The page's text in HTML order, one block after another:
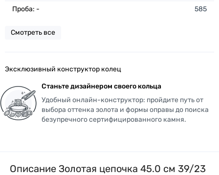
Проба: -
585
Смотреть все
Эксклюзивный конструктор колец
Станьте дизайнером своего кольца
Удобный онлайн-конструктор: пройдите путь от
выбора оттенка золота и формы оправы до поиска
безупречного сертифицированного камня.
Описание Золотая цепочка 45.0 см 39/23